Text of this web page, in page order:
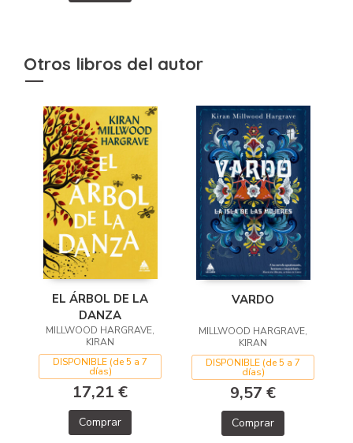
Otros libros del autor
EL ÁRBOL DE LA
DANZA
MILLWOOD HARGRAVE,
KIRAN
DISPONIBLE (de 5 a 7
días)
17,21 €
Comprar
VARDO
MILLWOOD HARGRAVE,
KIRAN
DISPONIBLE (de 5 a 7
días)
9,57 €
Comprar